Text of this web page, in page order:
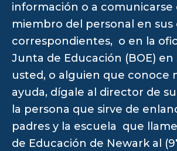
información o a comunicarse
miembro del personal en sus
correspondientes, o en la
Junta de Educación (BOE) en
usted, o alguien que conoce
ayuda, dígale al director de
la persona que sirve de
padres y la escuela que
de Educación de Newark al